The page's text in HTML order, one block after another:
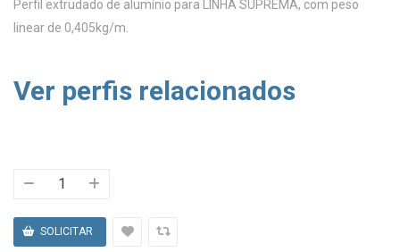
Perfil extrudado de alumínio para LINHA SUPREMA, com peso
linear de 0,405kg/m.
Ver perfis relacionados